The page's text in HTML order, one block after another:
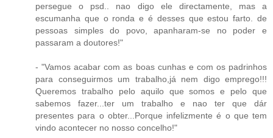
persegue o psd.. nao digo ele directamente, mas a
escumanha que o ronda e é desses que estou farto. de
pessoas simples do povo, apanharam-se no poder e
passaram a doutores!"
- "Vamos acabar com as boas cunhas e com os padrinhos
para conseguirmos um trabalho,já nem digo emprego!!!
Queremos trabalho pelo aquilo que somos e pelo que
sabemos fazer...ter um trabalho e nao ter que dár
presentes para o obter...Porque infelizmente é o que tem
vindo acontecer no nosso concelho!"